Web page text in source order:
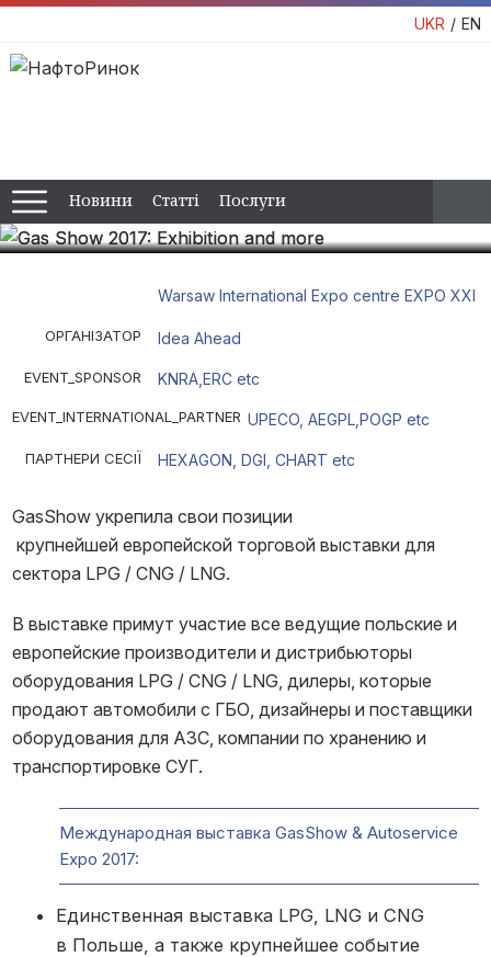
UKR EN
Новини Статті Послуги
07.04.2017 - 08.04.2017
Warsaw International Expo centre EXPO XXI
ОРГАНІЗАТОР Idea Ahead
EVENT_SPONSOR KNRA,ERC etc
EVENT_INTERNATIONAL_PARTNER UPECO, AEGPL,POGP etc
ПАРТНЕРИ СЕСІЇ HEXAGON, DGI, CHART etc
GasShow укрепила свои позиции
крупнейшей европейской торговой выставки для
сектора LPG / CNG / LNG.
В выставке примут участие все ведущие польские и
европейские производители и дистрибьюторы
оборудования LPG / CNG / LNG, дилеры, которые
продают автомобили с ГБО, дизайнеры и поставщики
оборудования для АЗС, компании по хранению и
транспортировке СУГ.
Международная выставка GasShow & Autoservice
Expo 2017:
Единственная выставка LPG, LNG и CNG
в Польше, а также крупнейшее событие